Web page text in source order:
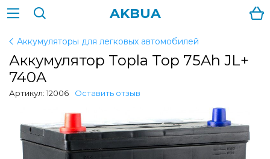
Аккумуляторы для легковых автомобилей
Аккумулятор Topla Top 75Ah JL+
740A
Артикул: 12006 Оставить отзыв
AKBUA